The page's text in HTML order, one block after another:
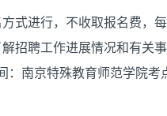
式进行，不收取报名费，
招聘工作进展情况和有关事
：南京特殊教育师范学院